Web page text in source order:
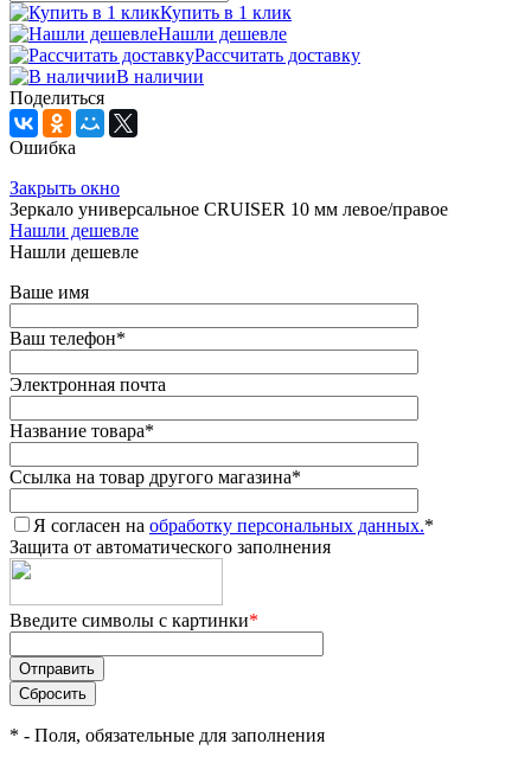
Купить в 1 клик
Нашли дешевле
Рассчитать доставку
В наличии
Поделиться
Ошибка
Закрыть окно
Зеркало универсальное CRUISER 10 мм левое/правое
Нашли дешевле
Нашли дешевле
Ваше имя
Ваш телефон*
Электронная почта
Название товара*
Ссылка на товар другого магазина*
Я согласен на обработку персональных данных.*
Защита от автоматического заполнения
Введите символы с картинки*
* - Поля, обязательные для заполнения